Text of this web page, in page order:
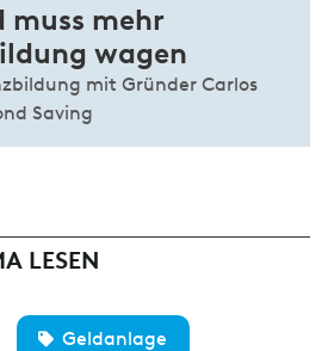
muss mehr
wagen
mit Gründer Carlos
Saving
LESEN
Geldanlage